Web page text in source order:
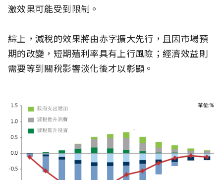
激效果可能受到限制。
綜上，減稅的效果將由赤字擴大先行，且因市場預
期的改變，短期殖利率具有上行風險；經濟效益則
需要等到關稅影響淡化後才以彰顯。